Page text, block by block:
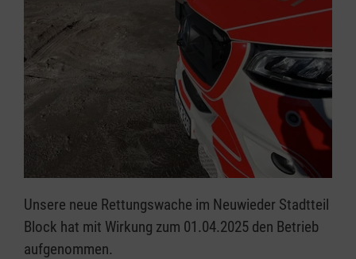
Unsere neue Rettungswache im Neuwieder Stadtteil
Block hat mit Wirkung zum 01.04.2025 den Betrieb
aufgenommen.